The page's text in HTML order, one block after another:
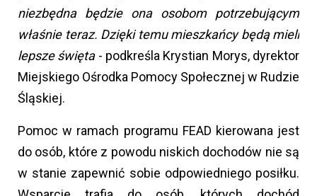
niezbędna będzie ona osobom potrzebującym
właśnie teraz. Dzięki temu mieszkańcy będą mieli
lepsze święta - podkreśla Krystian Morys, dyrektor
Miejskiego Ośrodka Pomocy Społecznej w Rudzie
Śląskiej.
Pomoc w ramach programu FEAD kierowana jest
do osób, które z powodu niskich dochodów nie są
w stanie zapewnić sobie odpowiedniego posiłku.